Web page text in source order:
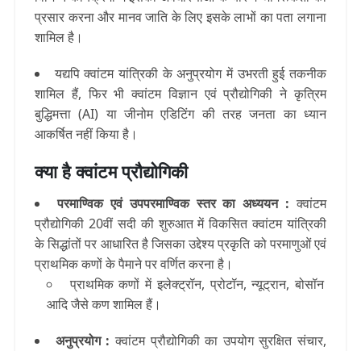
प्रसार करना और मानव जाति के लिए इसके लाभों का पता लगाना
शामिल है।
यद्यपि क्वांटम यांत्रिकी के अनुप्रयोग में उभरती हुई तकनीक
शामिल हैं, फिर भी क्वांटम विज्ञान एवं प्रौद्योगिकी ने कृत्रिम
बुद्धिमत्ता (AI) या जीनोम एडिटिंग की तरह जनता का ध्यान
आकर्षित नहीं किया है।
क्या है क्वांटम प्रौद्योगिकी
परमाण्विक एवं उपपरमाण्विक स्तर का अध्ययन : क्वांटम
प्रौद्योगिकी 20वीं सदी की शुरुआत में विकसित क्वांटम यांत्रिकी
के सिद्धांतों पर आधारित है जिसका उद्देश्य प्रकृति को परमाणुओं एवं
प्राथमिक कणों के पैमाने पर वर्णित करना है।
प्राथमिक कणों में इलेक्ट्रॉन, प्रोटॉन, न्यूट्रान, बोसॉन
आदि जैसे कण शामिल हैं।
अनुप्रयोग : क्वांटम प्रौद्योगिकी का उपयोग सुरक्षित संचार,